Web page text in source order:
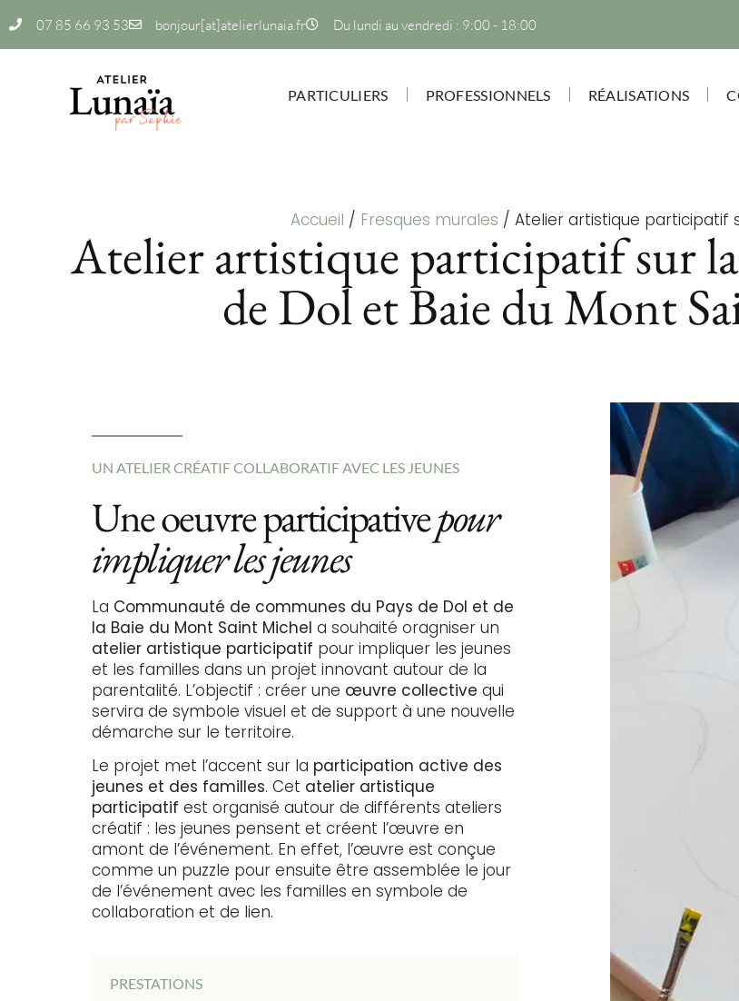
07 85 66 93 53 bonjour[at]atelierlunaia.fr Du lundi au vendredi : 9:00 - 18:00
PARTICULIERS PROFESSIONNELS RÉALISATIONS
Accueil / Fresques murales /Atelier artistique participatif
Atelier artistique participatif sur
de Dol et Baie du Mont
UN ATELIER CRÉATIF COLLABORATIF AVEC LES JEUNES
Une oeuvre participativepour
impliquer les jeunes
La Communauté de communes du Pays de Dol et de
la Baie du Mont Saint Michel a souhaité oragniser un
atelier artistique participatif pour impliquer les jeunes
et les familles dans un projet innovant autour de la
parentalité. L’objectif : créer une œuvre collective qui
servira de symbole visuel et de support à une nouvelle
démarche sur le territoire.
Le projet met l’accent sur la participation active des
jeunes et des familles. Cet atelier artistique
participatif est organisé autour de différents ateliers
créatif : les jeunes pensent et créent l’œuvre en
amont de l’événement. En effet, l’œuvre est conçue
comme un puzzle pour ensuite être assemblée le jour
de l’événement avec les familles en symbole de
collaboration et de lien.
PRESTATIONS